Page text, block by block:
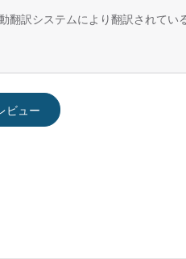
翻訳システムにより翻訳されてい
ビュー